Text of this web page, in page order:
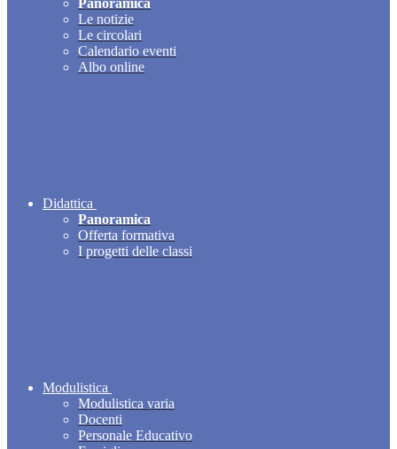
Panoramica
Le notizie
Le circolari
Calendario eventi
Albo online
Didattica
Panoramica
Offerta formativa
I progetti delle classi
Modulistica
Modulistica varia
Docenti
Personale Educativo